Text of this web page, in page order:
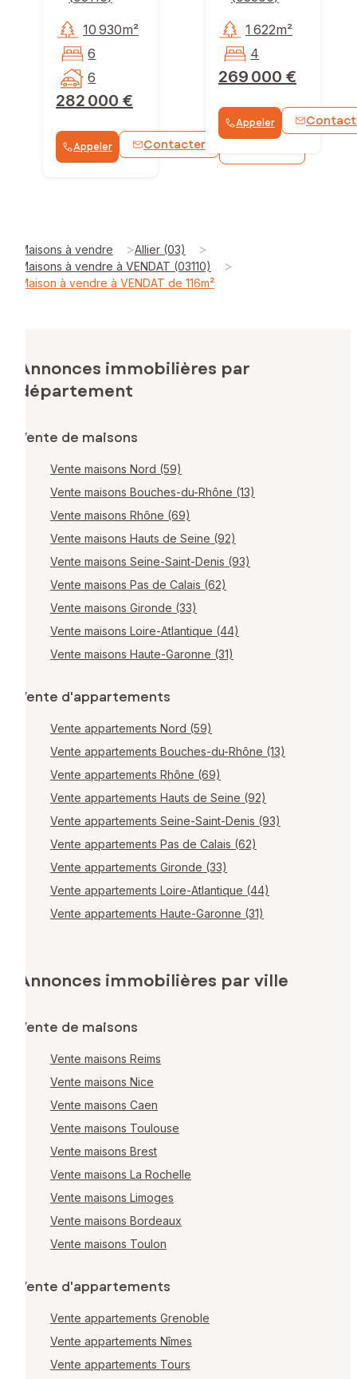
282 000 €
10 930m²
6
6
Appeler Contacter
269 000 €
1 622m²
4
Appeler
Maisons à vendre >Allier (03) >
Maisons à vendre à VENDAT (03110) >
Maison à vendre à VENDAT de 116m²
Annonces immobilières par
département
Vente de maisons
Vente maisons Nord (59)
Vente maisons Bouches-du-Rhône (13)
Vente maisons Rhône (69)
Vente maisons Hauts de Seine (92)
Vente maisons Seine-Saint-Denis (93)
Vente maisons Pas de Calais (62)
Vente maisons Gironde (33)
Vente maisons Loire-Atlantique (44)
Vente maisons Haute-Garonne (31)
Vente d'appartements
Vente appartements Nord (59)
Vente appartements Bouches-du-Rhône (13)
Vente appartements Rhône (69)
Vente appartements Hauts de Seine (92)
Vente appartements Seine-Saint-Denis (93)
Vente appartements Pas de Calais (62)
Vente appartements Gironde (33)
Vente appartements Loire-Atlantique (44)
Vente appartements Haute-Garonne (31)
Annonces immobilières par ville
Vente de maisons
Vente maisons Reims
Vente maisons Nice
Vente maisons Caen
Vente maisons Toulouse
Vente maisons Brest
Vente maisons La Rochelle
Vente maisons Limoges
Vente maisons Bordeaux
Vente maisons Toulon
Vente d'appartements
Vente appartements Grenoble
Vente appartements Nîmes
Vente appartements Tours